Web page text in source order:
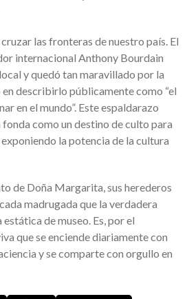
las fronteras de nuestro país. El
internacional Anthony Bourdain
y quedó tan maravillado por la
describirlo públicamente como “el
en el mundo”. Este espaldarazo
como un destino de culto para
la potencia de la cultura
de Doña Margarita, sus herederos
madrugada que la verdadera
de museo. Es, por el
que se enciende diariamente con
y se comparte con orgullo en